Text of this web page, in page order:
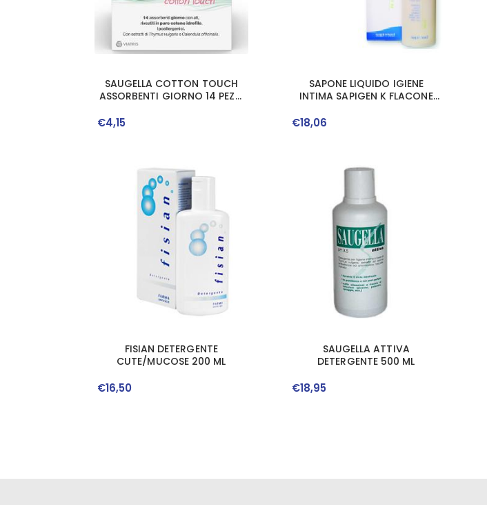
SAUGELLA COTTON TOUCH
ASSORBENTI GIORNO 14 PEZZI
€4,15
SAPONE LIQUIDO IGIENE
INTIMA SAPIGEN K FLACONE
€18,06
FISIAN DETERGENTE
CUTE/MUCOSE 200 ML
€16,50
SAUGELLA ATTIVA
DETERGENTE 500 ML
€18,95